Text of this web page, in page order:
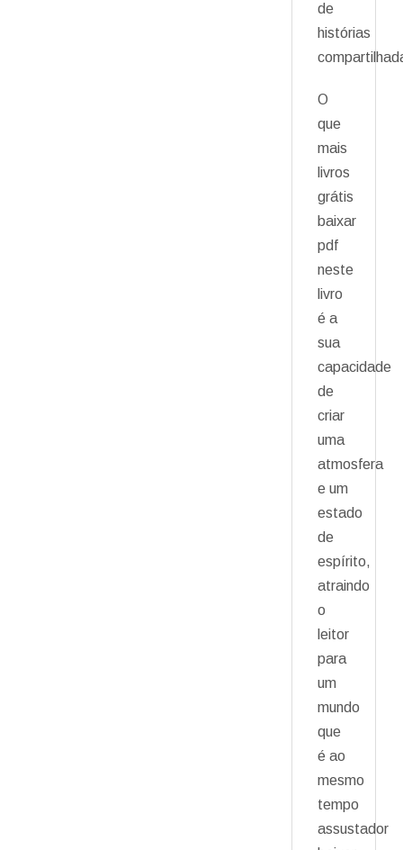
de
histórias
O
que
mais
livros
grátis
baixar
pdf
neste
livro
é a
sua
capacidade
de
criar
uma
atmosfera
e um
estado
de
espírito,
atraindo
o
leitor
para
um
mundo
que
é ao
mesmo
tempo
assustador